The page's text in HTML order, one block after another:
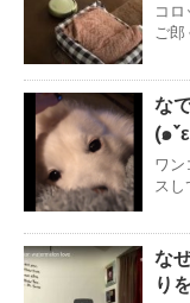
コ
ご郎
な
(๑
ワン
スし
な
り